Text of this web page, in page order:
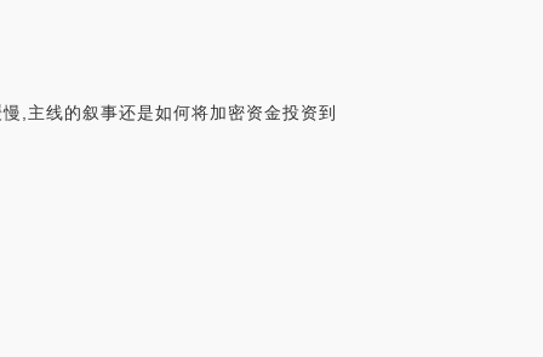
,主线的叙事还是如何将加密资金投资到